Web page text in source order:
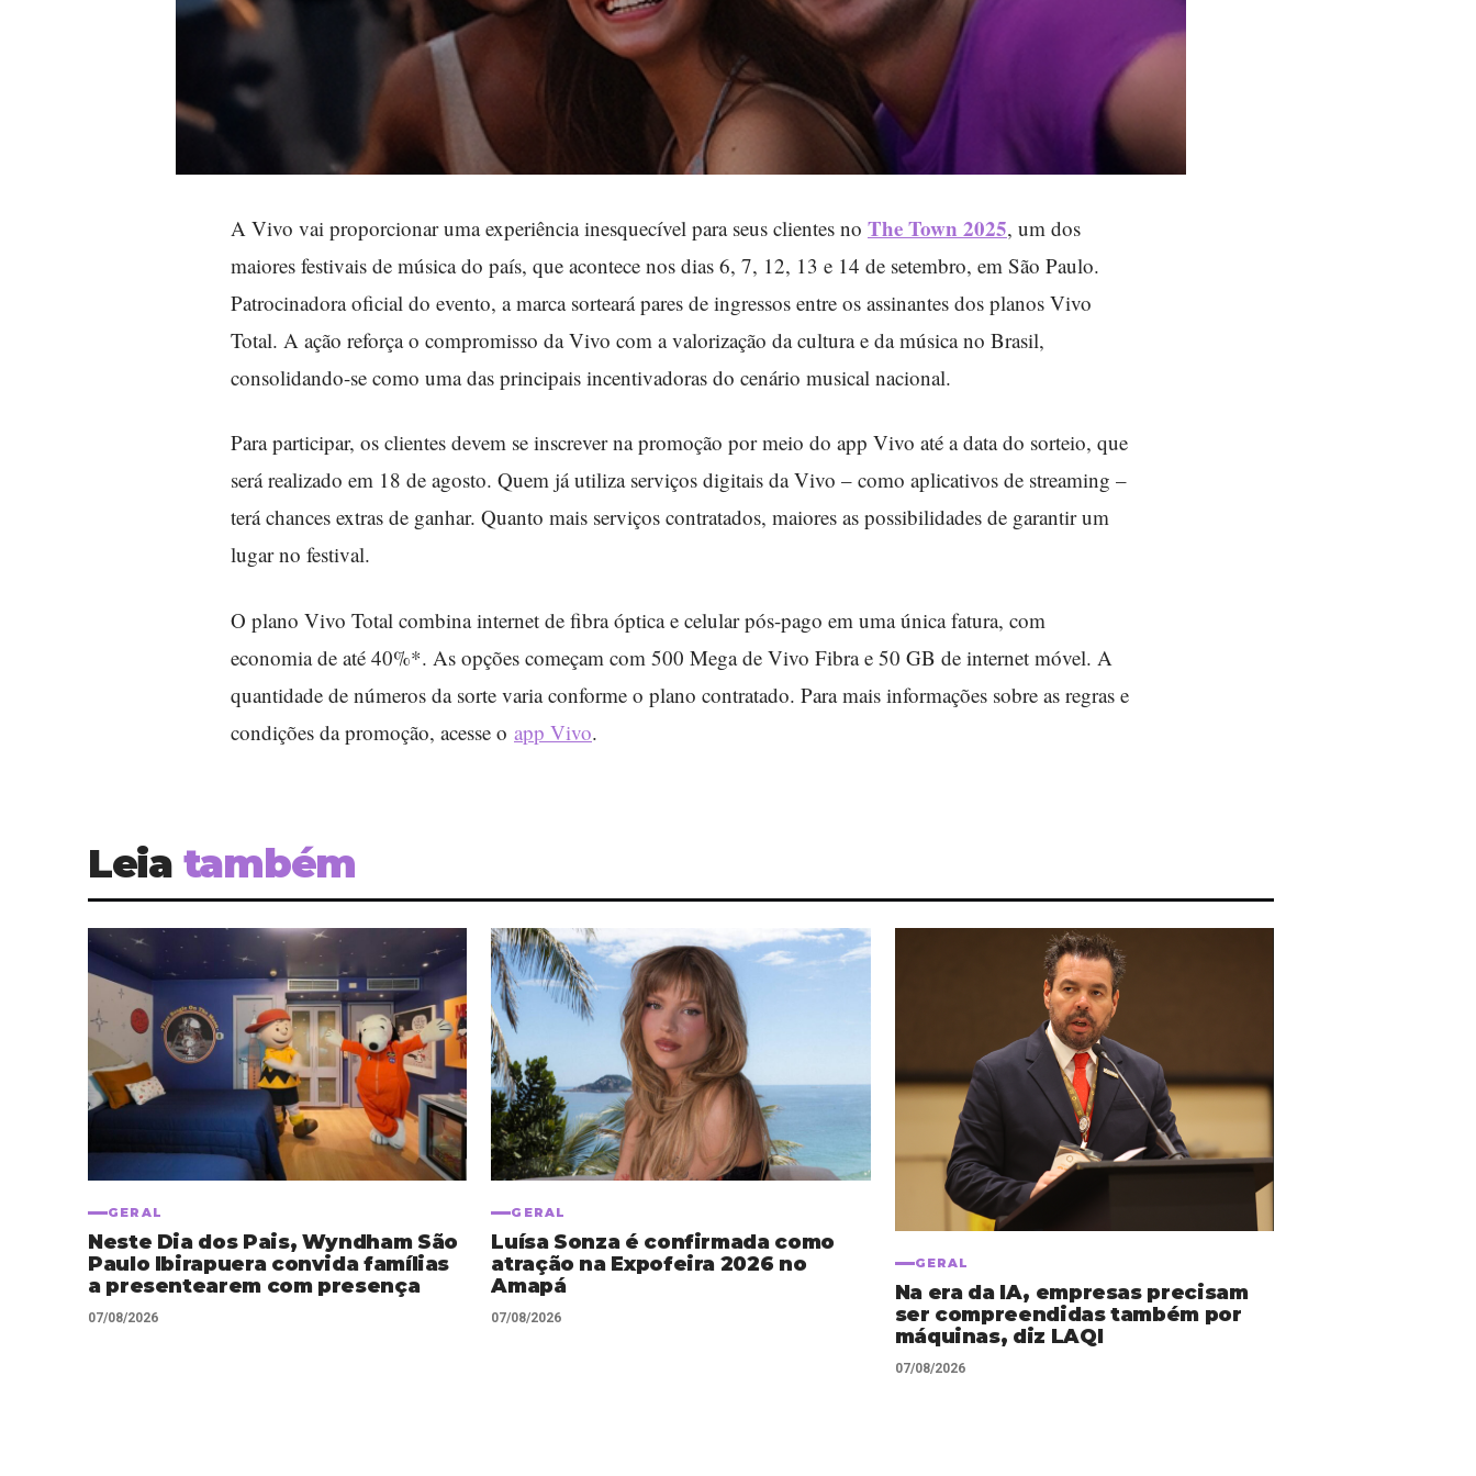
A Vivo vai proporcionar uma experiência inesquecível para seus clientes no The Town 2025, um dos
maiores festivais de música do país, que acontece nos dias 6, 7, 12, 13 e 14 de setembro, em São Paulo.
Patrocinadora oficial do evento, a marca sorteará pares de ingressos entre os assinantes dos planos Vivo
Total. A ação reforça o compromisso da Vivo com a valorização da cultura e da música no Brasil,
consolidando-se como uma das principais incentivadoras do cenário musical nacional.
Para participar, os clientes devem se inscrever na promoção por meio do app Vivo até a data do sorteio, que
será realizado em 18 de agosto. Quem já utiliza serviços digitais da Vivo – como aplicativos de streaming –
terá chances extras de ganhar. Quanto mais serviços contratados, maiores as possibilidades de garantir um
lugar no festival.
O plano Vivo Total combina internet de fibra óptica e celular pós-pago em uma única fatura, com
economia de até 40%*. As opções começam com 500 Mega de Vivo Fibra e 50 GB de internet móvel. A
quantidade de números da sorte varia conforme o plano contratado. Para mais informações sobre as regras e
condições da promoção, acesse o app Vivo.
Leia também
GERAL
Neste Dia dos Pais, Wyndham São
Paulo Ibirapuera convida famílias
a presentearem com presença
07/08/2026
GERAL
Luísa Sonza é confirmada como
atração na Expofeira 2026 no
Amapá
07/08/2026
GERAL
Na era da IA, empresas precisam
ser compreendidas também por
máquinas, diz LAQI
07/08/2026